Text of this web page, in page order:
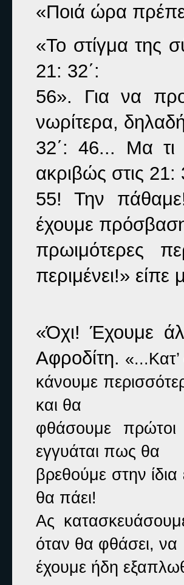
«Ποιά ώρα
«Το στίγμα της
21: 32΄:
56». Για να
νωρίτερα,
32΄: 46... Μα τι
ακριβώς στις 21:
55! Την
έχουμε
πρωιμότερες
περιμένει!» είπε
«Όχι! Έχουμε
Αφροδίτη.
κάνουμε
και θα
φθάσουμε
εγγυάται πως θα
βρεθούμε στην
θα πάει!
Ας
όταν θα φθάσει, να
έχουμε ήδη